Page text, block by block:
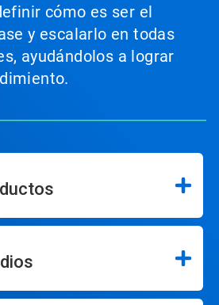
cómo es ser el
y escalarlo en todas
ayudándolos a lograr